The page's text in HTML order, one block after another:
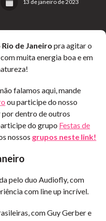
13 de janeiro de 2023
Rio de Janeiro pra agitar o
muita energia boa e em
falamos aqui, mande
ou participe do nosso
por dentro de outros
do grupo Festas de
nossos grupos neste link!
pelo duo Audiofly, com
com line up incrível.
com Guy Gerber e